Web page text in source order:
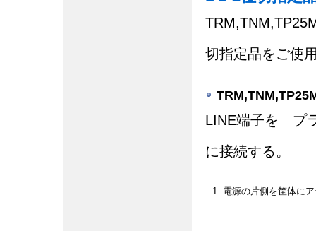
切指定品をご使
LINE端子を
に接続する。
1. 電源の片側を筐体に